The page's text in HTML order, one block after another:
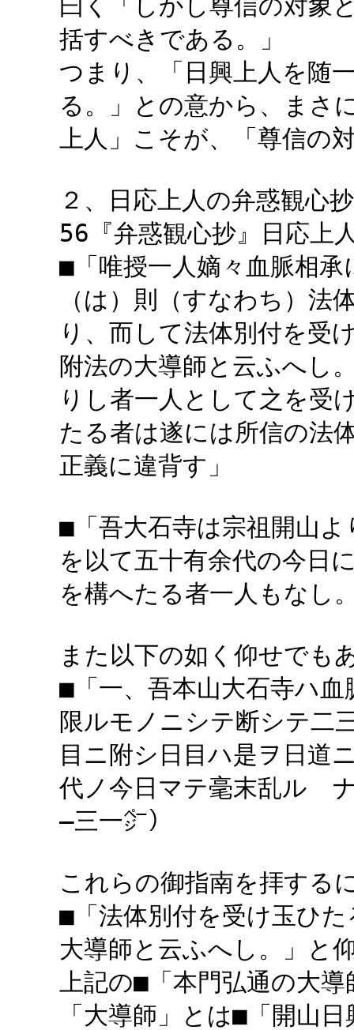
括すべきである。」
つまり、「日興上人を随
る。」との意から、まさ
上人」こそが、「尊信の
２、日応上人の弁惑観心
56『弁惑観心抄』日応上
■「唯授一人嫡々血脈相
（は）則（すなわち）法
り、而して法体別付を受
附法の大導師と云ふへし
りし者一人として之を受
たる者は遂には所信の法
正義に違背す」
■「吾大石寺は宗祖開山
を以て五十有余代の今日
を構へたる者一人もなし
また以下の如く仰せでも
■「一、吾本山大石寺ハ
限ルモノニシテ断シテ二
目ニ附シ日目ハ是ヲ日道
代ノ今日マテ毫末乱ルゝ
―三一㌻）
これらの御指南を拝する
■「法体別付を受け玉ひ
大導師と云ふへし。」と
上記の■「本門弘通の大
「大導師」とは■「開山